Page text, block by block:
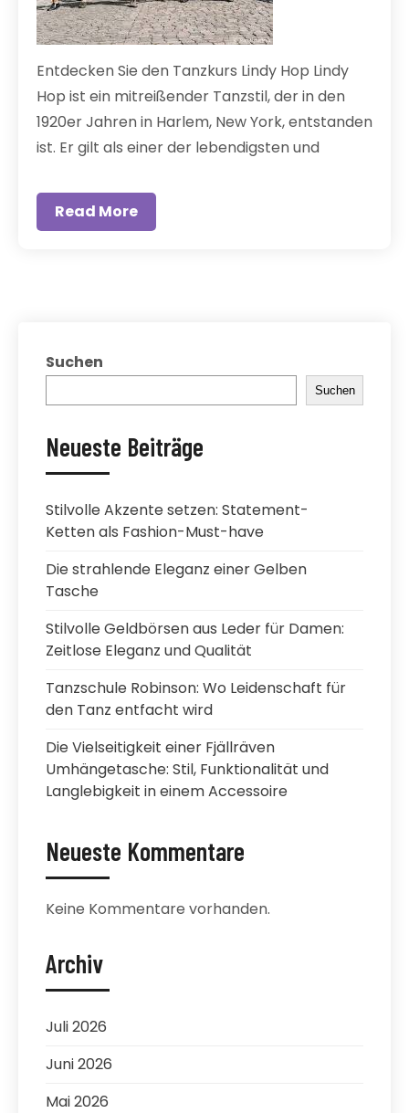
Entdecken Sie den Tanzkurs Lindy Hop Lindy
Hop ist ein mitreißender Tanzstil, der in den
1920er Jahren in Harlem, New York, entstanden
ist. Er gilt als einer der lebendigsten und
Read More
Suchen
Suchen
Neueste Beiträge
Stilvolle Akzente setzen: Statement-
Ketten als Fashion-Must-have
Die strahlende Eleganz einer Gelben
Tasche
Stilvolle Geldbörsen aus Leder für Damen:
Zeitlose Eleganz und Qualität
Tanzschule Robinson: Wo Leidenschaft für
den Tanz entfacht wird
Die Vielseitigkeit einer Fjällräven
Umhängetasche: Stil, Funktionalität und
Langlebigkeit in einem Accessoire
Neueste Kommentare
Keine Kommentare vorhanden.
Archiv
Juli 2026
Juni 2026
Mai 2026